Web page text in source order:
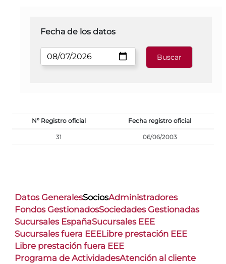
Fecha de los datos
Nº Registro oficial Fecha registro oficial
31 06/06/2003
Datos GeneralesSociosAdministradores
Fondos GestionadosSociedades Gestionadas
Sucursales EspañaSucursales EEE
Sucursales fuera EEELibre prestación EEE
Libre prestación fuera EEE
Programa de ActividadesAtención al cliente